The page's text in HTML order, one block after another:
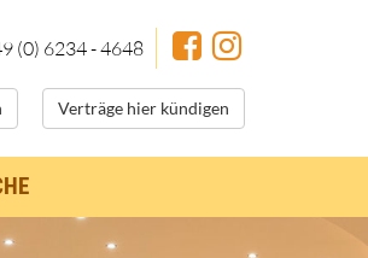
(0) 6234 - 4648
Verträge hier kündigen